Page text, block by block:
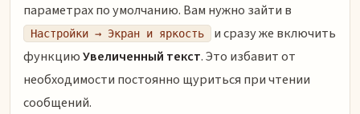
параметрах по умолчанию. Вам нужно зайти в
Настройки → Экран и яркость
и сразу же включить
функциюУвеличенный текст. Это избавит от
необходимости постоянно щуриться при чтении
сообщений.